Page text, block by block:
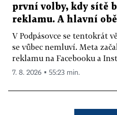
první volby, kdy sítě
reklamu. A hlavní
V Podpásovce se tentokrát
se vůbec nemluví. Meta
reklamu na Facebooku a
7. 8. 2026 ▪ 55:23 min.